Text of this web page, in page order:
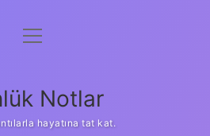
Anasayfa
Yasal Uyarı
menüyü
Notlar
hayatına tat kat.